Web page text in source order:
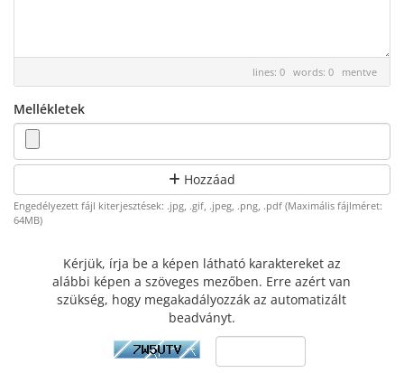
lines: 0 words: 0 mentve
Mellékletek
Hozzáad
Engedélyezett fájl kiterjesztések: .jpg, .gif, .jpeg, .png, .pdf (Maximális fájlméret:
64MB)
Kérjük, írja be a képen látható karaktereket az
alábbi képen a szöveges mezőben. Erre azért van
szükség, hogy megakadályozzák az automatizált
beadványt.